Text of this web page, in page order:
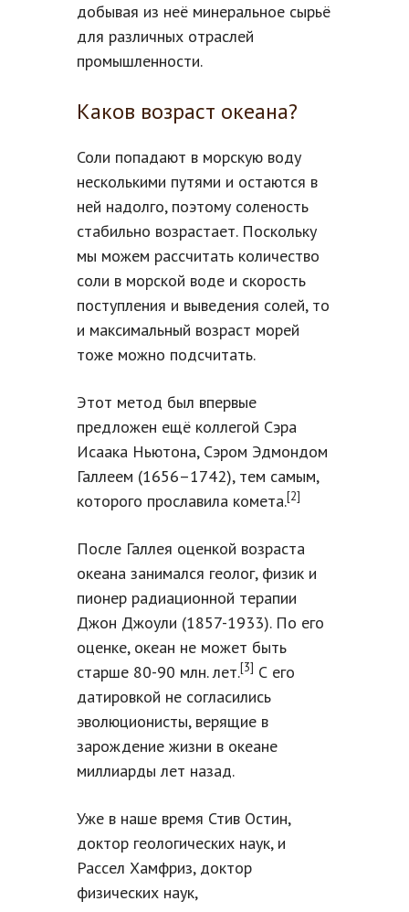
добывая из неё минеральное сырьё
для различных отраслей
промышленности.
Каков возраст океана?
Соли попадают в морскую воду
несколькими путями и остаются в
ней надолго, поэтому соленость
стабильно возрастает. Поскольку
мы можем рассчитать количество
соли в морской воде и скорость
поступления и выведения солей, то
и максимальный возраст морей
тоже можно подсчитать.
Этот метод был впервые
предложен ещё коллегой Сэра
Исаака Ньютона, Сэром Эдмондом
Галлеем (1656–1742), тем самым,
которого прославила комета.[2]
После Галлея оценкой возраста
океана занимался геолог, физик и
пионер радиационной терапии
Джон Джоули (1857-1933). По его
оценке, океан не может быть
старше 80-90 млн. лет.[3] С его
датировкой не согласились
эволюционисты, верящие в
зарождение жизни в океане
миллиарды лет назад.
Уже в наше время Стив Остин,
доктор геологических наук, и
Рассел Хамфриз, доктор
физических наук,